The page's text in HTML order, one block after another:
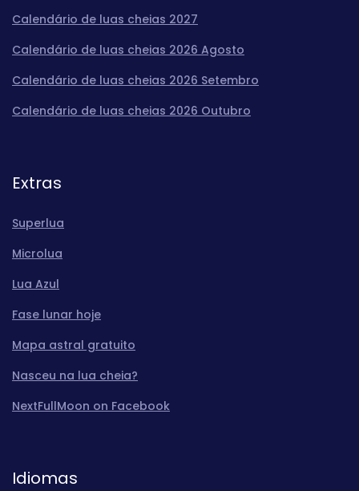
Calendário de luas cheias 2027
Calendário de luas cheias 2026 Agosto
Calendário de luas cheias 2026 Setembro
Calendário de luas cheias 2026 Outubro
Extras
Superlua
Microlua
Lua Azul
Fase lunar hoje
Mapa astral gratuito
Nasceu na lua cheia?
NextFullMoon on Facebook
Idiomas